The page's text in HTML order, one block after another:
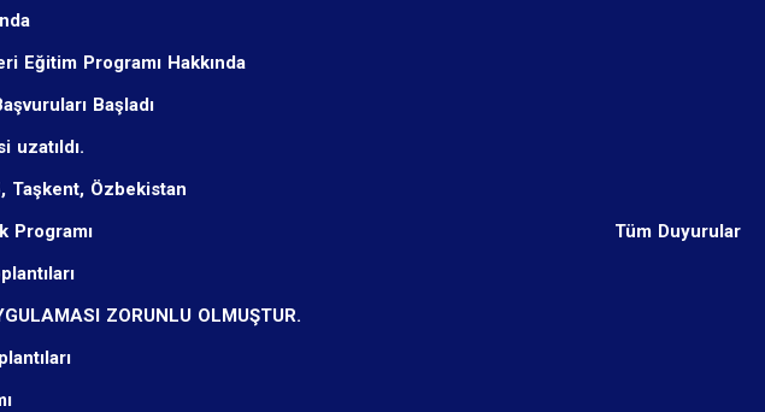
Eğitim Programı Hakkında
Başladı
uzatıldı.
Taşkent, Özbekistan
Programı
ZORUNLU OLMUŞTUR.
Tüm Duyurular